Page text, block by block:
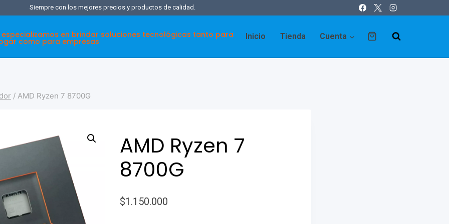
Siempre con los mejores precios y productos de calidad.
especializamos en brindar soluciones tecnológicas tanto para
como para empresas
Inicio Tienda Cuenta
/ AMD Ryzen 7 8700G
AMD Ryzen 7
8700G
$1.150.000